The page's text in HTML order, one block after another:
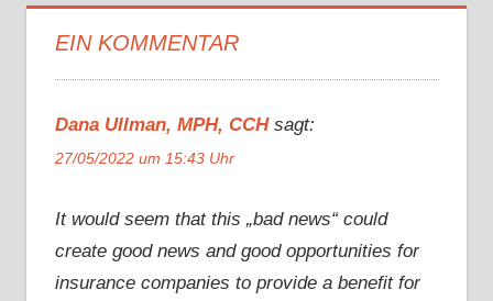
EIN KOMMENTAR
Dana Ullman, MPH, CCH sagt:
27/05/2022 um 15:43 Uhr
It would seem that this „bad news“ could
create good news and good opportunities for
insurance companies to provide a benefit for